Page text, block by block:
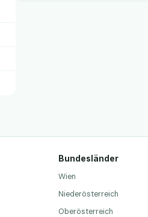
Bundesländer
Wien
Niederösterreich
Oberösterreich